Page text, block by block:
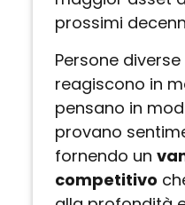
prossimi
Persone
reagiscono in
pensano in
provano
fornendo un
competitivo